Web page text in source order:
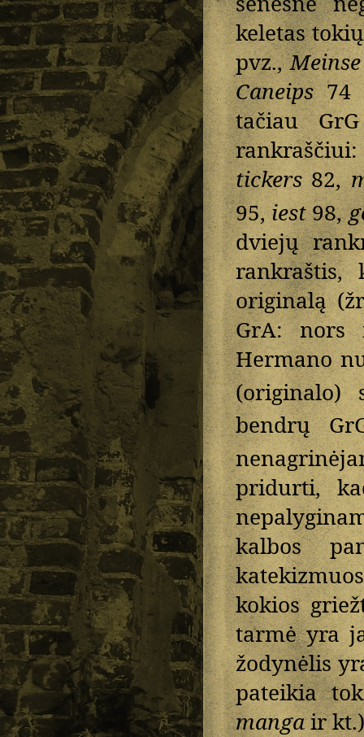
keletas
pvz.,Meinse
Caneips74
tačiau
tickers82,
95,iest98,
dviejų
originalą
GrA: nors
Hermano
(originalo)
bendrų
pridurti,
kalbos
kokios
tarmė yra
žodynėlis
pateikia
mangair